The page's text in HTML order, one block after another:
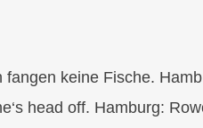
keine Fische.
head off. Hamburg: